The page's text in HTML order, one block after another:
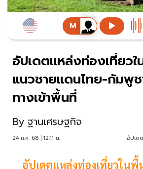
อัปเดตแหล่งท่องเที่ยว
แนวชายแดนไทย-กัมพูช
ทางเข้าพื้นที่
By ฐานเศรษฐกิจ
24 ก.ค. 68 | 12:11 น. อัปเด
อัปเดตแหล่งท่องเที่ยวในพื้